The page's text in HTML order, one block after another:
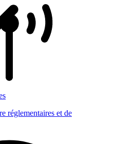
réglementaires et de